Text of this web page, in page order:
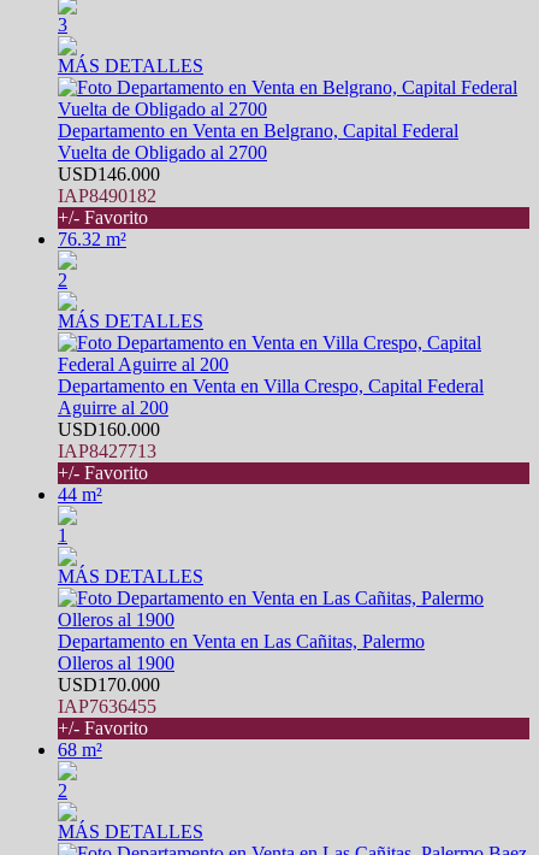
3
MÁS DETALLES
Departamento en Venta en Belgrano, Capital Federal
Vuelta de Obligado al 2700
USD146.000
IAP8490182
+/- Favorito
76.32 m²
2
MÁS DETALLES
Departamento en Venta en Villa Crespo, Capital Federal
Aguirre al 200
USD160.000
IAP8427713
+/- Favorito
44 m²
1
MÁS DETALLES
Departamento en Venta en Las Cañitas, Palermo
Olleros al 1900
USD170.000
IAP7636455
+/- Favorito
68 m²
2
MÁS DETALLES